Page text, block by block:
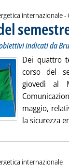
internazionale -
indicati da
Dei quattro
corso del
giovedì al
maggio,
la sicurezza
internazionale